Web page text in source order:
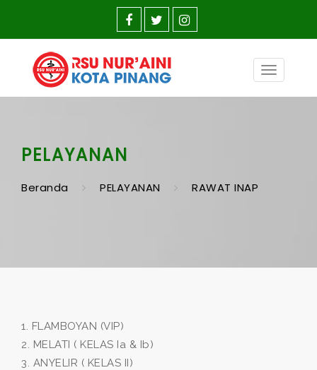
Toggle
PELAYANAN
Beranda PELAYANAN RAWAT INAP
1. FLAMBOYAN (VIP)
2. MELATI ( KELAS Ia & Ib)
3. ANYELIR ( KELAS II)